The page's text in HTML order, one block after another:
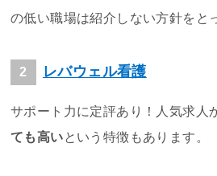
の低い職場は紹介しない方針をと
レバウェル看護
サポート力に定評あり！人気求人
ても高いという特徴もあります。